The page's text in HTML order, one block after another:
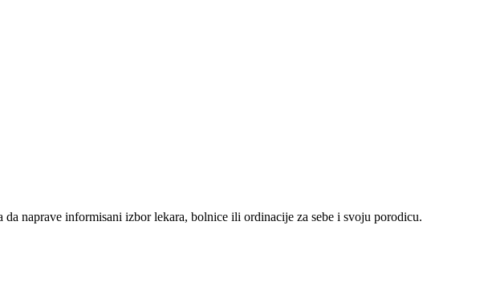
naprave informisani izbor lekara, bolnice ili ordinacije za sebe i svoju porodicu.